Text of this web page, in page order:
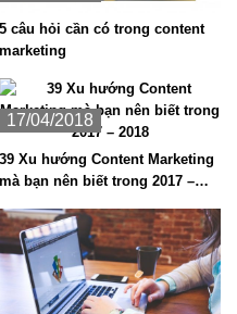
5 câu hỏi cần có trong content
marketing
17/04/2018
39 Xu hướng Content Marketing
mà bạn nên biết trong 2017 –